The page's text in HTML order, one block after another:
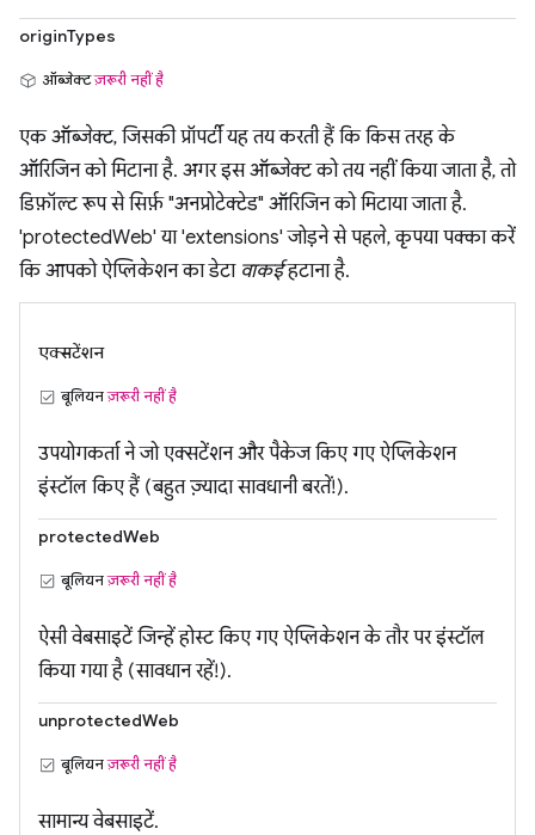
originTypes
ऑब्जेक्टज़रूरी नहीं है
एक ऑब्जेक्ट, जिसकी प्रॉपर्टी यह तय करती हैं कि किस तरह के
ऑरिजिन को मिटाना है. अगर इस ऑब्जेक्ट को तय नहीं किया जाता है, तो
डिफ़ॉल्ट रूप से सिर्फ़ "अनप्रोटेक्टेड" ऑरिजिन को मिटाया जाता है.
'protectedWeb' या 'extensions' जोड़ने से पहले, कृपया पक्का करें
कि आपको ऐप्लिकेशन का डेटा वाकईहटाना है.
एक्सटेंशन
बूलियनज़रूरी नहीं है
उपयोगकर्ता ने जो एक्सटेंशन और पैकेज किए गए ऐप्लिकेशन
इंस्टॉल किए हैं (बहुत ज़्यादा सावधानी बरतें!).
protectedWeb
बूलियनज़रूरी नहीं है
ऐसी वेबसाइटें जिन्हें होस्ट किए गए ऐप्लिकेशन के तौर पर इंस्टॉल
किया गया है (सावधान रहें!).
unprotectedWeb
बूलियनज़रूरी नहीं है
सामान्य वेबसाइटें.